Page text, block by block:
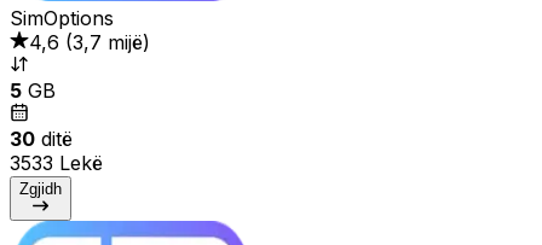
SimOptions
4,6 (3,7 mijë)
5 GB
30 ditë
3533 Lekë
Zgjidh